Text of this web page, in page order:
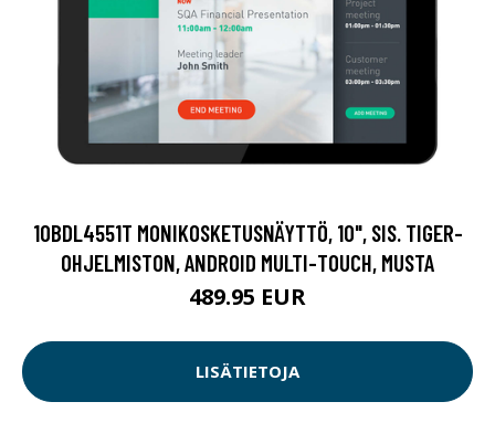
10BDL4551T MONIKOSKETUSNÄYTTÖ, 10", SIS. TIGER-
OHJELMISTON, ANDROID MULTI-TOUCH, MUSTA
489.95 EUR
LISÄTIETOJA